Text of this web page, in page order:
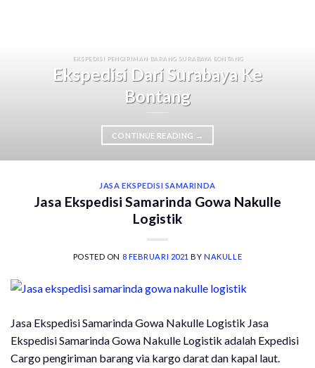
EKSPEDISI PENGIRIMAN BARANG SURABAYA BONTANG
Ekspedisi Dari Surabaya Ke
Bontang
CONTINUE READING →
JASA EKSPEDISI SAMARINDA
Jasa Ekspedisi Samarinda Gowa Nakulle
Logistik
POSTED ON 8 FEBRUARI 2021 BYNAKULLE
Jasa Ekspedisi Samarinda Gowa Nakulle Logistik Jasa
Ekspedisi Samarinda Gowa Nakulle Logistik adalah Expedisi
Cargo pengiriman barang via kargo darat dan kapal laut.